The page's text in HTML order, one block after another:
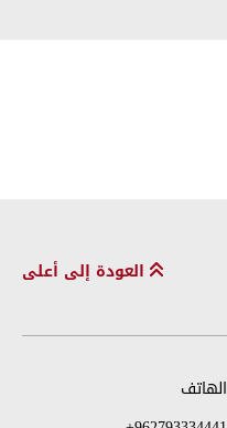
العودة إلى أعلى
الهاتف